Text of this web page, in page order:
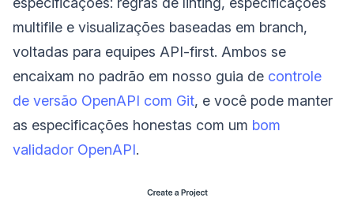
multifile e visualizações baseadas em branch,
voltadas para equipes API-first. Ambos se
encaixam no padrão em nosso guia de controle
de versão OpenAPI com Git, e você pode manter
as especificações honestas com um bom
validador OpenAPI.